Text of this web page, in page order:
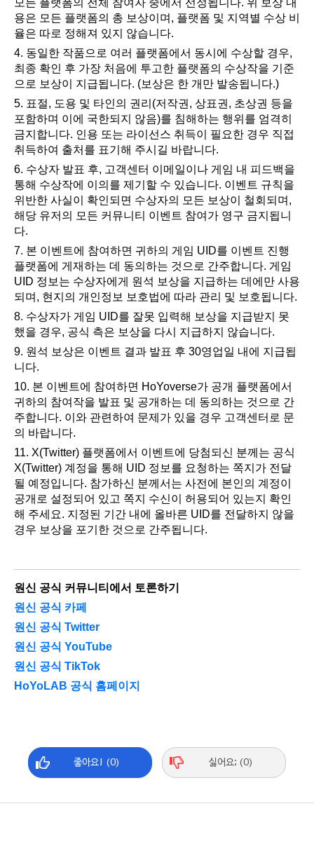
용은 모든 플랫폼의 총 보상이며, 플랫폼 및 지역별 수상 비
율은 따로 정해져 있지 않습니다.
4. 동일한 작품으로 여러 플랫폼에서 동시에 수상할 경우,
최종 확인 후 가장 처음에 투고한 플랫폼의 수상작을 기준
으로 보상이 지급됩니다. (보상은 한 개만 발송됩니다.)
5. 표절, 도용 및 타인의 권리(저작권, 상표권, 초상권 등을
포함하며 이에 국한되지 않음)를 침해하는 행위를 엄격히
금지합니다. 인용 또는 라이선스 취득이 필요한 경우 직접
취득하여 출처를 표기해 주시길 바랍니다.
6. 수상자 발표 후, 고객센터 이메일이나 게임 내 피드백을
통해 수상작에 이의를 제기할 수 있습니다. 이벤트 규칙을
위반한 사실이 확인되면 수상자의 모든 보상이 철회되며,
해당 유저의 모든 커뮤니티 이벤트 참여가 영구 금지됩니
다.
7. 본 이벤트에 참여하면 귀하의 게임 UID를 이벤트 진행
플랫폼에 게재하는 데 동의하는 것으로 간주합니다. 게임
UID 정보는 수상자에게 원석 보상을 지급하는 데에만 사용
되며, 현지의 개인정보 보호법에 따라 관리 및 보호됩니다.
8. 수상자가 게임 UID를 잘못 입력해 보상을 지급받지 못
했을 경우, 공식 측은 보상을 다시 지급하지 않습니다.
9. 원석 보상은 이벤트 결과 발표 후 30영업일 내에 지급됩
니다.
10. 본 이벤트에 참여하면 HoYoverse가 공개 플랫폼에서
귀하의 참여작을 발표 및 공개하는 데 동의하는 것으로 간
주합니다. 이와 관련하여 문제가 있을 경우 고객센터로 문
의 바랍니다.
11. X(Twitter) 플랫폼에서 이벤트에 당첨되신 분께는 공식
X(Twitter) 계정을 통해 UID 정보를 요청하는 쪽지가 전달
될 예정입니다. 참가하신 분께서는 사전에 본인의 계정이
공개로 설정되어 있고 쪽지 수신이 허용되어 있는지 확인
해 주세요. 지정된 기간 내에 올바른 UID를 전달하지 않을
경우 보상을 포기한 것으로 간주됩니다.
원신 공식 커뮤니티에서 토론하기
원신 공식 카페
원신 공식 Twitter
원신 공식 YouTube
원신 공식 TikTok
HoYoLAB 공식 홈페이지
좋아요! (0) 싫어요; (0)